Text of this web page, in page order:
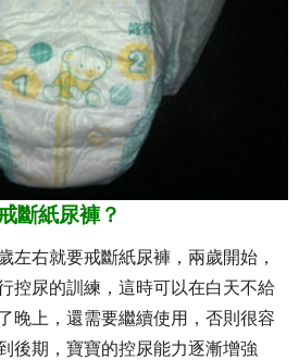
斷紙尿褲？
左右就要戒斷紙尿褲，兩歲開始，
控尿的訓練，這時可以在白天不給
晚上，還需要繼續使用，否則很容
後期，寶寶的控尿能力逐漸增強